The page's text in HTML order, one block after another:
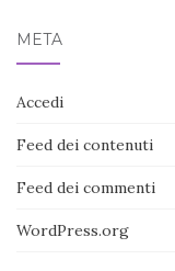
META
Accedi
Feed dei contenuti
Feed dei commenti
WordPress.org